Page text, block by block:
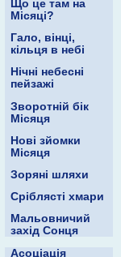
Що це там на
Місяці?
Гало, вінці,
кільця в небі
Нічні небесні
пейзажі
Зворотній бік
Місяця
Нові зйомки
Місяця
Зоряні шляхи
Сріблясті хмари
Мальовничий
захід Сонця
Асоціація